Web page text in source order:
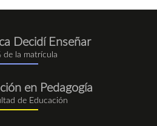
Decidí Enseñar
de la matrícula
en Pedagogía
de Educación